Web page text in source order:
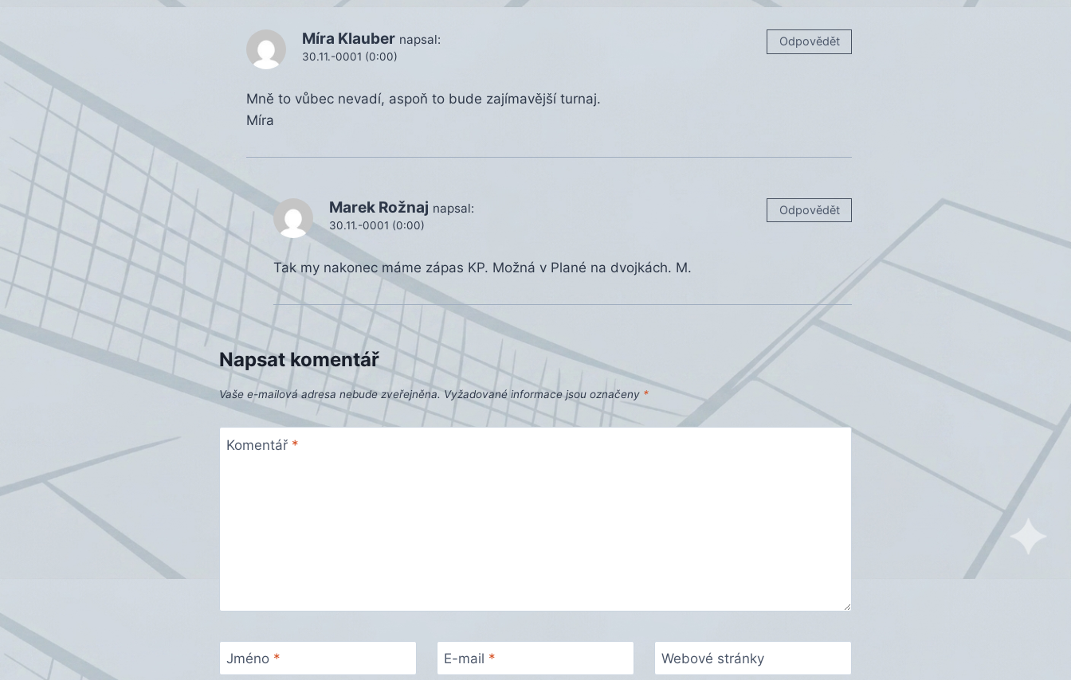
Míra Klauber napsal:
30.11.-0001 (0:00)
Mně to vůbec nevadí, aspoň to bude zajímavější turnaj.
Míra
Odpovědět
Marek Rožnaj napsal:
30.11.-0001 (0:00)
Tak my nakonec máme zápas KP. Možná v Plané na dvojkách. M.
Odpovědět
Napsat komentář
Vaše e-mailová adresa nebude zveřejněna. Vyžadované informace jsou označeny *
Komentář *
Jméno * E-mail * Webové stránky